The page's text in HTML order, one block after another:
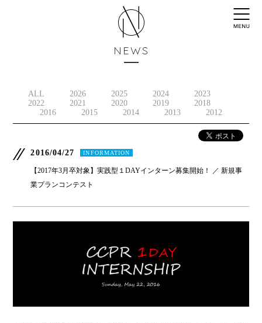
NEWS
ALL 2026 2025 2024
2023
2022
2021 2020 2019
2018
2016
2015 2014 2013 2012
2016/04/27 INFORMATION
【2017年3月卒対象】実践型１DAYインターン募集開始！ ／ 新規事
業プランコンテスト